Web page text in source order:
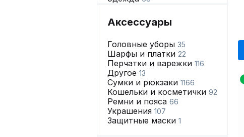
Аксессуары
Головные уборы 35
Шарфы и платки 22
Перчатки и варежки 116
Другое 13
Сумки и рюкзаки 1166
Кошельки и косметички 92
Ремни и пояса 66
Украшения 107
Защитные маски 1